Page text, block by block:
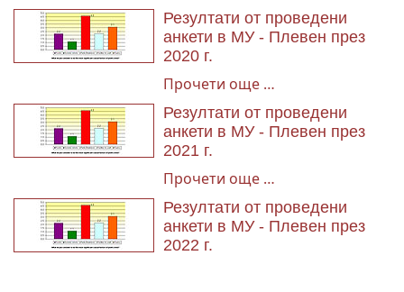
Резултати от проведени
анкети в МУ - Плевен през
2020 г.
Прочети още …
Резултати от проведени
анкети в МУ - Плевен през
2021 г.
Прочети още …
Резултати от проведени
анкети в МУ - Плевен през
2022 г.